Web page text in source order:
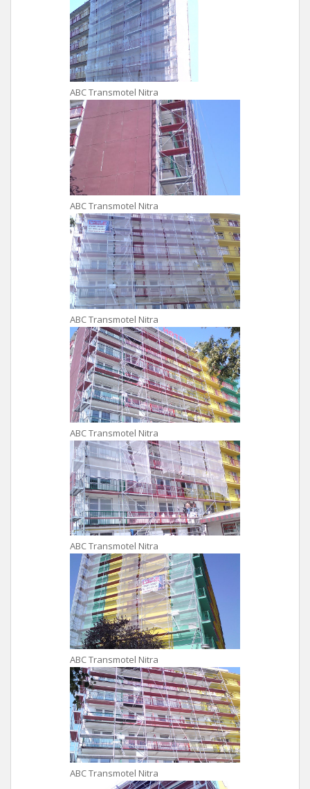
ABC Transmotel Nitra
ABC Transmotel Nitra
ABC Transmotel Nitra
ABC Transmotel Nitra
ABC Transmotel Nitra
ABC Transmotel Nitra
ABC Transmotel Nitra